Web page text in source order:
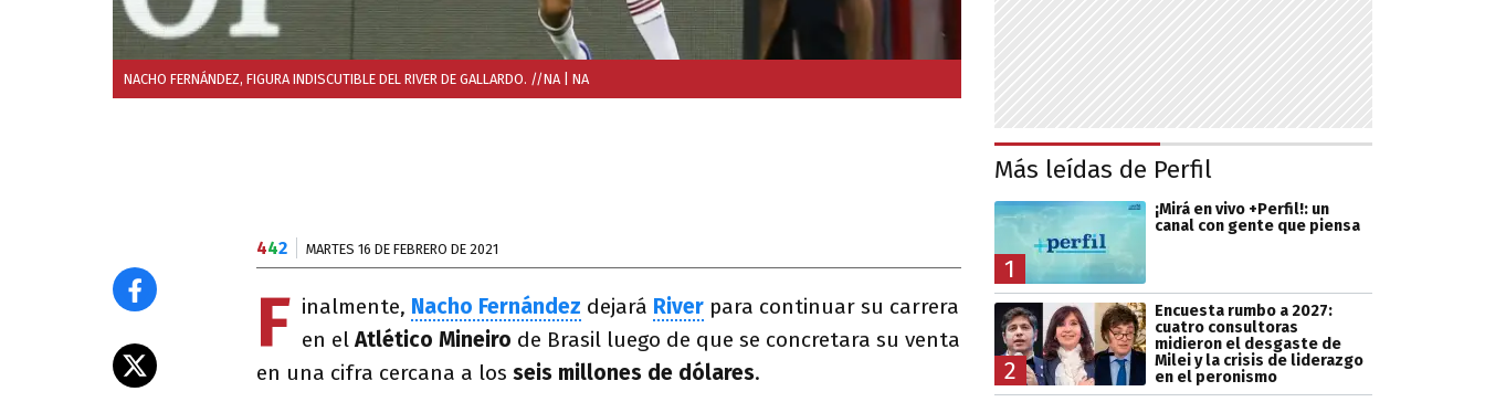
NACHO FERNÁNDEZ, FIGURA INDISCUTIBLE DEL RIVER DE GALLARDO. //NA | NA
442 MARTES 16 DE FEBRERO DE 2021
F inalmente, Nacho Fernández dejará River para continuar su carrera
en elAtlético Mineiro de Brasil luego de que se concretara su venta
en una cifra cercana a los seis millones de dólares.
Más leídas de Perfil
1
¡Mirá en vivo +Perfil!: un
canal con gente que piensa
2
Encuesta rumbo a 2027:
cuatro consultoras
midieron el desgaste de
Milei y la crisis de liderazgo
en el peronismo